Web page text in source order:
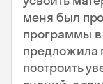
меня был
программы в
предложила
построить